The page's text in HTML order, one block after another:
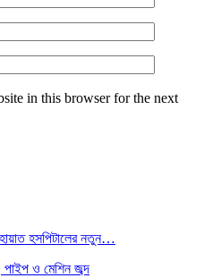
in this browser for the next
হসপিটালের নতুন…
ও মেশিন জব্দ